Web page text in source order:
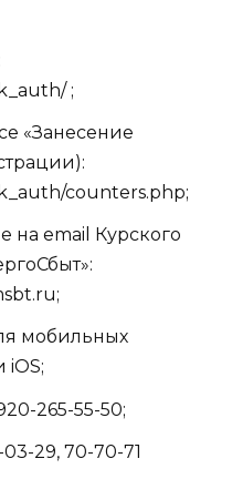
;
«Занесение
counters.php;
на email Курского
мобильных
iOS;
265-55-50;
29, 70-70-71